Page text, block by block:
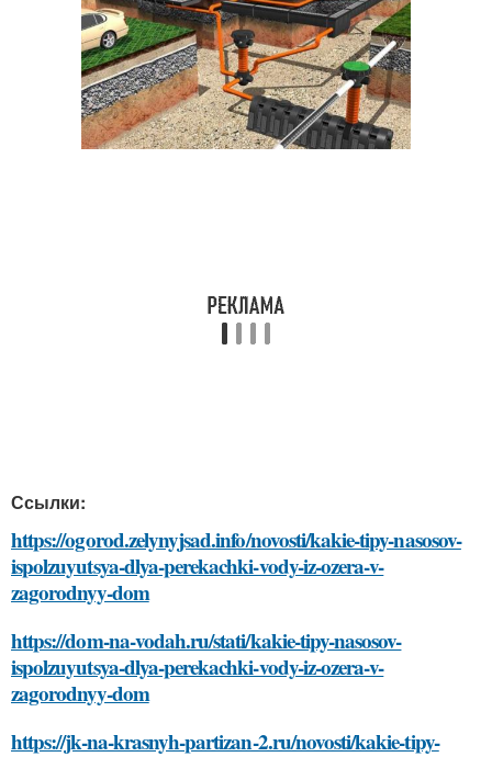
Ссылки:
https://ogorod.zelynyjsad.info/novosti/kakie-tipy-nasosov-
ispolzuyutsya-dlya-perekachki-vody-iz-ozera-v-
zagorodnyy-dom
https://dom-na-vodah.ru/stati/kakie-tipy-nasosov-
ispolzuyutsya-dlya-perekachki-vody-iz-ozera-v-
zagorodnyy-dom
https://jk-na-krasnyh-partizan-2.ru/novosti/kakie-tipy-